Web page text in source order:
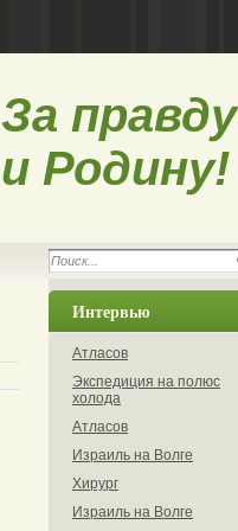
За правду
и Родину!
Интервью
Атласов
Экспедиция на полюс
холода
Атласов
Израиль на Волге
Хирург
Израиль на Волге